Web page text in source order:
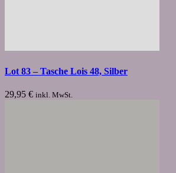
Lot 83 – Tasche Lois 48, Silber
29,95 € inkl. MwSt.